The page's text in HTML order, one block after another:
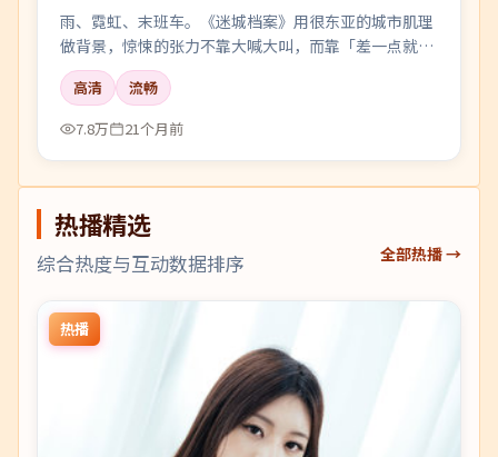
雨、霓虹、末班车。《迷城档案》用很东亚的城市肌理
做背景，惊悚的张力不靠大喊大叫，而靠「差一点就说
出口」的沉默。
高清
流畅
7.8万
21个月前
热播精选
综合热度与互动数据排序 全部热播 →
热播